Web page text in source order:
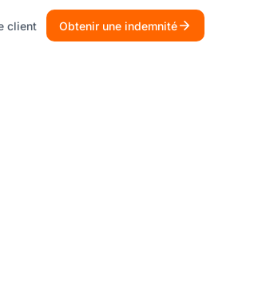
client Obtenir une indemnité